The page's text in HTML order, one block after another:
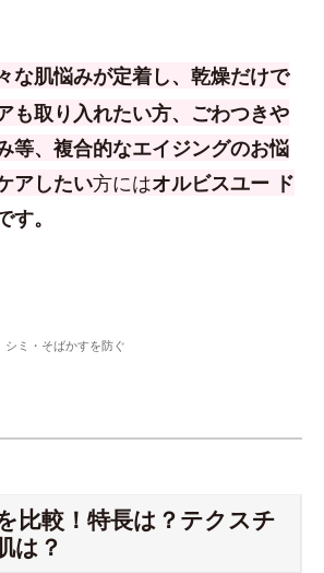
な肌悩みが定着し、乾燥だけで
も取り入れたい方、 ごわつきや
等、複合的なエイジングのお悩
アしたい方にはオルビスユー ド
す。
ミ・そばかすを防ぐ
比較！特長は？テクスチ
は？